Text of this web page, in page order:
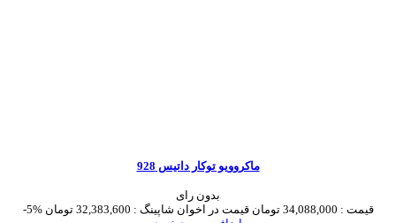
ماکروویو توکار داتیس 928
بدون رای
-5%
قیمت : 34,088,000 تومان قیمت در اخوان شاپینگ : 32,383,600 تومان